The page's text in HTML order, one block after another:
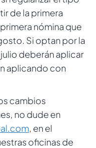
de la primera
nómina que
Si optan por la
deberán aplicar
aplicando con
cambios
no dude en
, en el
oficinas de